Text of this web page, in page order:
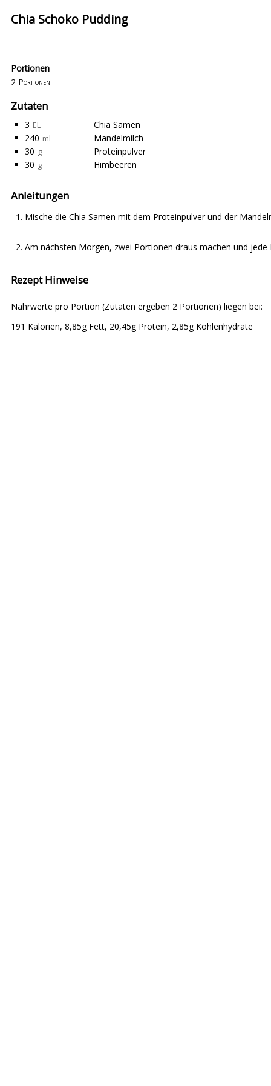
Chia Schoko Pudding
Portionen
2 Portionen
Zutaten
3 EL
Chia Samen
240 ml
Mandelmilch
30 g
Proteinpulver
30 g Himbeeren
Anleitungen
Mische die Chia Samen mit dem Proteinpulver und der
Am nächsten Morgen, zwei Portionen draus machen und
Rezept Hinweise
Nährwerte pro Portion (Zutaten ergeben 2 Portionen) liegen bei:
191 Kalorien, 8,85g Fett, 20,45g Protein, 2,85g Kohlenhydrate